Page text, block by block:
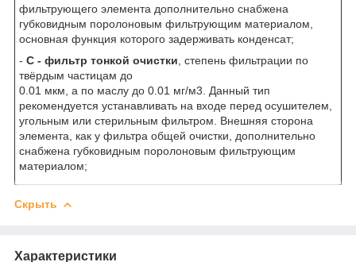
фильтрующего элемента дополнительно снабжена
губковидным поролоновым фильтрующим материалом,
основная функция которого задерживать конденсат;
- С - фильтр тонкой очистки , степень фильтрации по
твёрдым частицам до
0.01 мкм, а по маслу до 0.01 мг/м3. Данный тип
рекомендуется устанавливать на входе перед осушителем,
угольным или стерильным фильтром. Внешняя сторона
элемента, как у фильтра общей очистки, дополнительно
снабжена губковидным поролоновым фильтрующим
материалом;
Скрыть
Характеристики